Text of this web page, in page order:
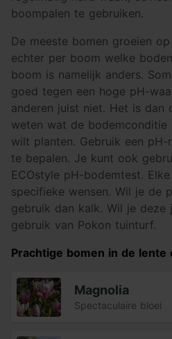
boompalen te gebruiken.
De meeste bomen groeien
echter per boom welke
boom is namelijk anders.
goed tegen een hoge pH-
anderen juist niet. Het is dan
weten wat de
wilt planten. Gebruik een
te bepalen. Je kunt ook
ECOstyle pH-bodemtest.
specifieke wensen. Wil je de
gebruik dan kalk. Wil je deze
gebruik van Pokon tuinturf.
Prachtige bomen in de lente
Magnolia
Spectaculaire bloei